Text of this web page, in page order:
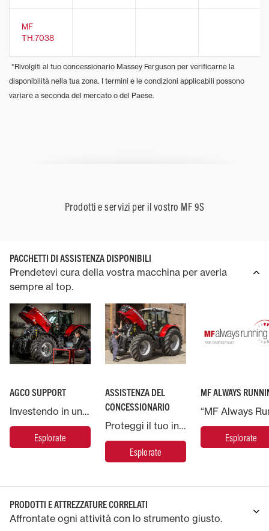
MF
TH.7038
*Rivolgiti al tuo concessionario Massey Ferguson per verificarne la
disponibilità nella tua zona. I termini e le condizioni applicabili possono
variare a seconda del mercato o del Paese.
Prodotti e servizi per il vostro MF 9S
PACCHETTI DI ASSISTENZA DISPONIBILI
Prendetevi cura della vostra macchina per averla
sempre al top.
AGCO SUPPORT
Investendo in una macchina Massey Ferguson, potrai contare sul supporto di AGCO, la più grande azienda produttrice di macchinari agricoli del mondo.
Esplorate
ASSISTENZA DEL
CONCESSIONARIO
Proteggi il tuo investimento Massey Ferguson e metti la tua macchina nelle mani degli esperti.
Esplorate
MF ALWAYS
Esplorate
PRODOTTI E ATTREZZATURE CORRELATI
Affrontate ogni attività con lo strumento giusto.